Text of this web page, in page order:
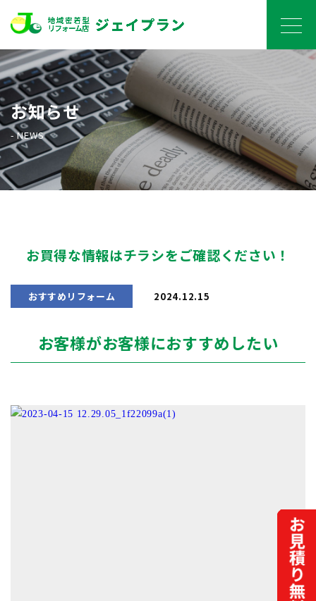
お知らせ
- NEWS
お買得な情報はチラシをご確認ください！
おすすめリフォーム 2024.12.15
お客様がお客様におすすめしたい